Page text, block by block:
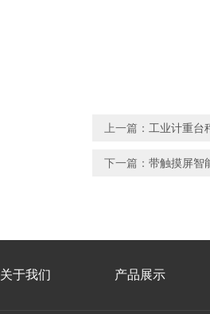
上一篇： 工业计重台
下一篇： 带触摸屏智
关于我们 产品展示